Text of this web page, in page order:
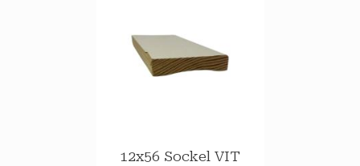
12x56 Sockel VIT